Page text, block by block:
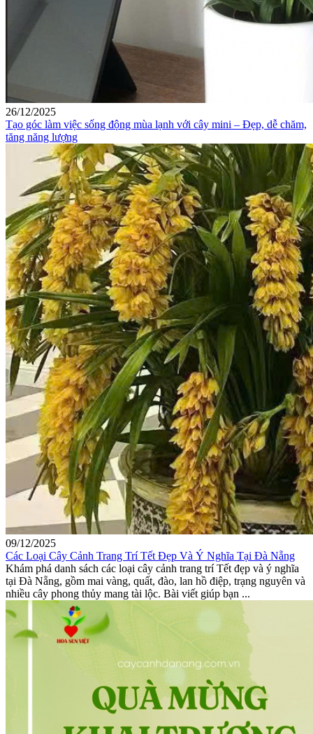
26/12/2025
Tạo góc làm việc sống động mùa lạnh với cây mini – Đẹp, dễ chăm,
tăng năng lượng
09/12/2025
Các Loại Cây Cảnh Trang Trí Tết Đẹp Và Ý Nghĩa Tại Đà Nẵng
Khám phá danh sách các loại cây cảnh trang trí Tết đẹp và ý nghĩa
tại Đà Nẵng, gồm mai vàng, quất, đào, lan hồ điệp, trạng nguyên và
nhiều cây phong thủy mang tài lộc. Bài viết giúp bạn ...